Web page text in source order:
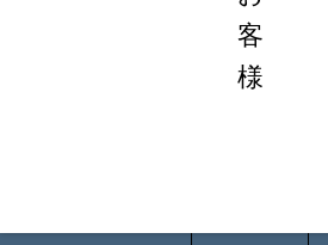
客
様